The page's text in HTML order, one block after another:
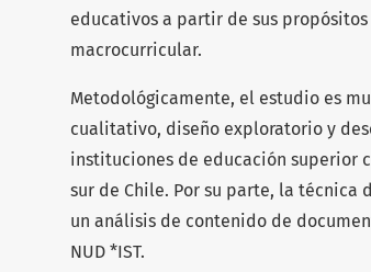
educativos a partir de sus
macrocurricular.
Metodológicamente, el estudio es
cualitativo, diseño exploratorio y
instituciones de educación superior
sur de Chile. Por su parte, la
un análisis de contenido de
NUD *IST.